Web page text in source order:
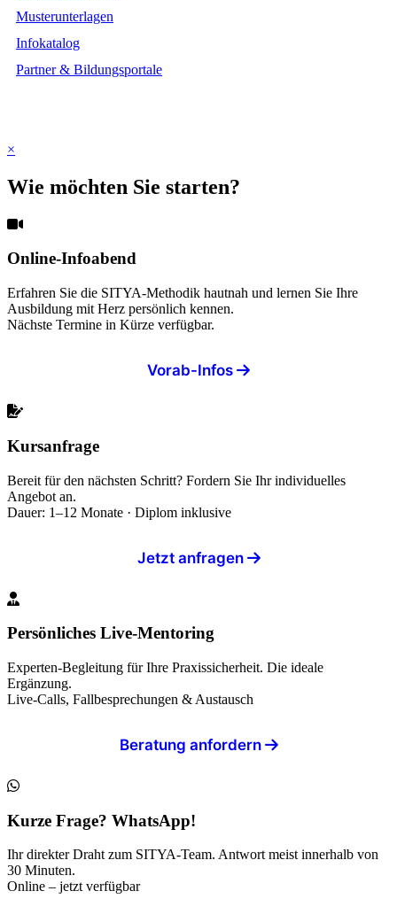
Musterunterlagen
Infokatalog
Partner & Bildungsportale
×
Wie möchten Sie starten?
Online-Infoabend
Erfahren Sie die SITYA-Methodik hautnah und lernen Sie Ihre
Ausbildung mit Herz persönlich kennen.
Nächste Termine in Kürze verfügbar.
Vorab-Infos
Kursanfrage
Bereit für den nächsten Schritt? Fordern Sie Ihr individuelles
Angebot an.
Dauer: 1–12 Monate · Diplom inklusive
Jetzt anfragen
Persönliches Live-Mentoring
Experten-Begleitung für Ihre Praxissicherheit. Die ideale
Ergänzung.
Live-Calls, Fallbesprechungen & Austausch
Beratung anfordern
Kurze Frage? WhatsApp!
Ihr direkter Draht zum SITYA-Team. Antwort meist innerhalb von
30 Minuten.
Online – jetzt verfügbar